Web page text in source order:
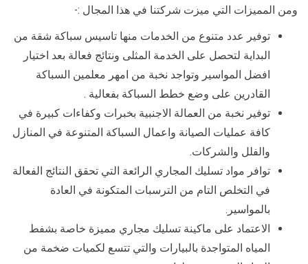
ومن المميزات التي ميزت شركتنا في هذا المجال :-
توفير عدد متنوع من الخدمات منها تاسيس سباكة شقة من
البداية لتحصل على الخدمة المثلى ونتائج فعالة بعد اختيار
افضل المواسير وتواجد نخبة من امهر معلمين السباكة
القادرين على وضع خطط السباكة بفعالية .
توفير نخبة من العمالة الاجنبية بخبرات وكفاءات كبيرة في
كافة عمليات الصيانة واعمال السباكة المتنوعة في المنازل
والفلل والشركات.
توافر مواد تسليك المجاري الرائعة التي تحقق النتائج الفعالة
في التخلص التام من الترسبات المتكونة في العادة
بالمواسير.
الاعتماد على ماكينة تسليك مجاري مميزة خاصة بشفط
المياه المتواجدة بالبيارات والتي تتسع لكميات ضخمة من